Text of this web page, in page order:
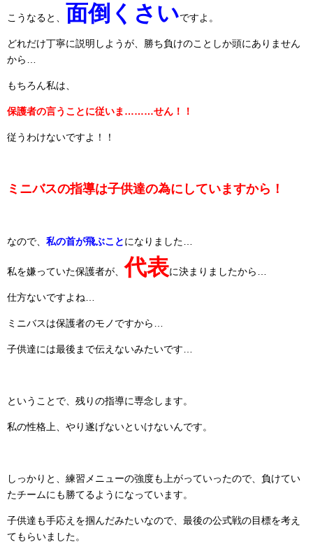
こうなると、 面倒くさいですよ。
どれだけ丁寧に説明しようが、勝ち負けのことしか頭にありません
から…
もちろん私は、
保護者の言うことに従いま………せん！！
従うわけないですよ！！
ミニバスの指導は子供達の為にしていますから！
なので、 私の首が飛ぶことになりました…
私を嫌っていた保護者が、 代表に決まりましたから…
仕方ないですよね…
ミニバスは保護者のモノですから…
子供達には最後まで伝えないみたいです…
ということで、残りの指導に専念します。
私の性格上、やり遂げないといけないんです。
しっかりと、練習メニューの強度も上がっていったので、負けてい
たチームにも勝てるようになっています。
子供達も手応えを掴んだみたいなので、最後の公式戦の目標を考え
てもらいました。